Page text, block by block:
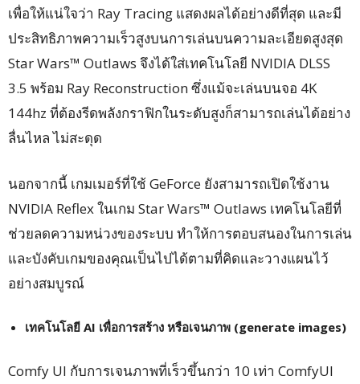
เพื่อให้แน่ใจว่า Ray Tracing แสดงผลได้อย่างดีที่สุด และมี
ประสิทธิภาพความเร็วสูงบนการเล่นบนความละเอียดสูงสุด
Star Wars™ Outlaws จึงได้ใส่เทคโนโลยี NVIDIA DLSS
3.5 พร้อม Ray Reconstruction ซึ่งแม้จะเล่นบนจอ 4K
144hz ที่ต้องรีดพลังกราฟิกในระดับสูงก็สามารถเล่นได้อย่าง
ลื่นไหล ไม่สะดุด
นอกจากนี้ เกมเมอร์ที่ใช้ GeForce ยังสามารถเปิดใช้งาน
NVIDIA Reflex ในเกม Star Wars™ Outlaws เทคโนโลยีที่
ช่วยลดความหน่วงของระบบ ทำให้การตอบสนองในการเล่น
และบังคับเกมของคุณเป็นไปได้ตามที่คิดและวางแผนไว้
อย่างสมบูรณ์
เทคโนโลยี AI เพื่อการสร้าง หรือเจนภาพ (generate images)
Comfy UI กับการเจนภาพที่เร็วขึ้นกว่า 10 เท่า ComfyUI